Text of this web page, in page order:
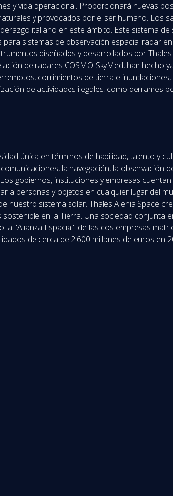
y vida operacional. Proporcionará nuevas
y provocados por el ser humano. Los
italiano en este ámbito. Este sistema
sistemas de observación espacial radar
diseñados y desarrollados por
de radares COSMO-SkyMed, han hecho
corrimientos de tierra e
de actividades ilegales, como derrames
única en términos de habilidad, talento y
la navegación, la observación
gobiernos, instituciones y empresas
a personas y objetos en cualquier lugar del
nuestro sistema solar. Thales Alenia Space
en la Tierra. Una sociedad conjunta
"Alianza Espacial" de las dos empresas
de cerca de 2.600 millones de euros en